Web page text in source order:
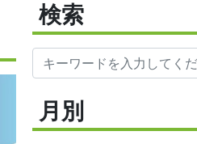
検索
月別